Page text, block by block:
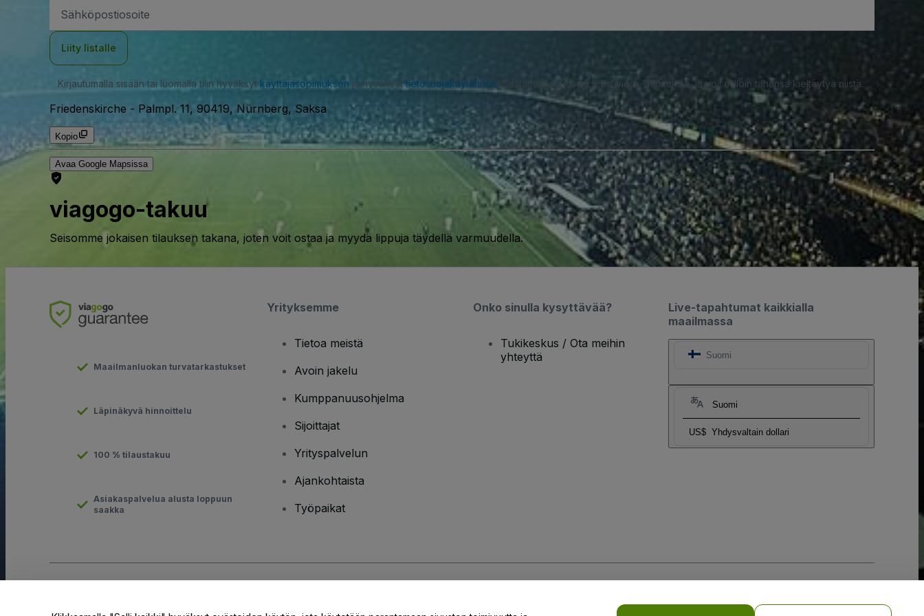
Liity listalle
Kirjautumalla sisään tai luomalla tilin hyväksyt käyttäjäsopimuksen ja hyväksyttietosuojakäytännön . Saatat saada meiltä tekstiviesti-ilmoituksia, ja voit milloin tahansa kieltäytyä niistä.
Friedenskirche - Palmpl. 11, 90419, Nürnberg, Saksa
Kopio
Avaa Google Mapsissa
viagogo-takuu
Seisomme jokaisen tilauksen takana, joten voit ostaa ja myydä lippuja täydellä varmuudella.
Live-tapahtumat kaikkialla
maailmassa
Suomi
Suomi
US$ Yhdysvaltain dollari
Maailmanluokan turvatarkastukset
Läpinäkyvä hinnoittelu
100 % tilaustakuu
Asiakaspalvelua alusta loppuun
saakka
Yrityksemme
Tietoa meistä
Avoin jakelu
Kumppanuusohjelma
Sijoittajat
Yrityspalvelun
Ajankohtaista
Työpaikat
Onko sinulla kysyttävää?
Tukikeskus / Ota meihin
yhteyttä